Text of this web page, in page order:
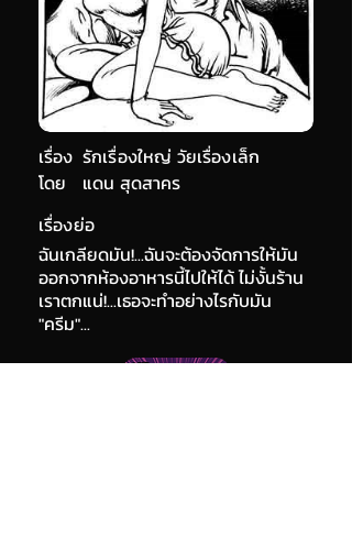
เรื่อง รักเรื่องใหญ่ วัยเรื่องเล็ก
แดน สุดสาคร
โดย
เรื่องย่อ
ฉันเกลียดมัน!...ฉันจะต้องจัดการให้มัน
ออกจากห้องอาหารนี้ไปให้ได้ ไม่งั้นร้าน
เราตกแน่!...เธอจะทำอย่างไรกับมัน
"ครีม"...